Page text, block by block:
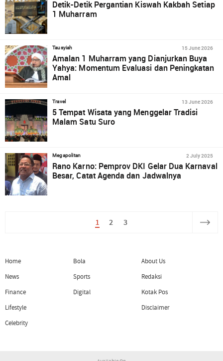
Detik-Detik Pergantian Kiswah Kakbah Setiap
1 Muharram
Tausyiah 15 June 2026
Amalan 1 Muharram yang Dianjurkan Buya
Yahya: Momentum Evaluasi dan Peningkatan
Amal
Travel 13 June 2026
5 Tempat Wisata yang Menggelar Tradisi
Malam Satu Suro
Megapolitan 2 July 2025
Rano Karno: Pemprov DKI Gelar Dua Karnaval
Besar, Catat Agenda dan Jadwalnya
1 2 3
Home
News
Finance
Lifestyle
Celebrity
Bola
Sports
Digital
About Us
Redaksi
Kotak Pos
Disclaimer